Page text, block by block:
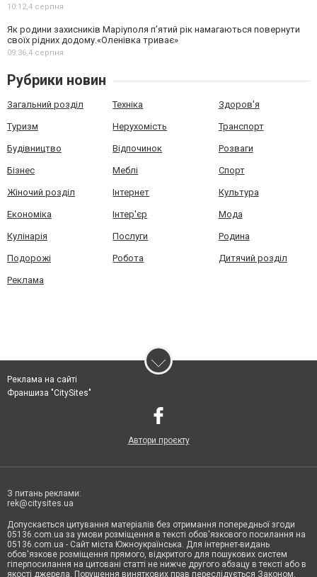
10:12,4 серпня
Як родини захисників Маріуполя пʼятий рік намагаються повернути
своїх рідних додому.«Оленівка триває»
09:36,4 серпня
Рубрики новин
Загальний розділ Техніка Здоров'я
Туризм Нерухомість Транспорт
Будівництво Відпочинок Розваги
Бізнес Меблі Спорт
Жіночий розділ Інтернет Культура
Економіка Інтер'єр Мода
Кулінарія Послуги Родина
Подорожі Робота Дитячий розділ
Реклама
Реклама на сайті
Франшиза "CitySites"
Автори проєкту
З питань реклами:
rek@citysites.ua
Допускається цитування матеріалів без отримання попередньої згоди
05136.com.ua за умови розміщення в тексті обов'язкового посилання на
05136.com.ua - Сайт міста Южноукраїнська. Для інтернет-видань
обов'язкове розміщення прямого, відкритого для пошукових систем
гіперпосилання на цитовані статті не нижче другого абзацу в тексті або в
якості джерела. Порушення виняткових прав переслідується Законом.